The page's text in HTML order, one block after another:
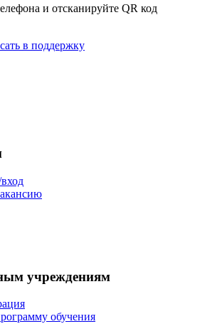
и отсканируйте QR код
в поддержку
учреждениям
обучения